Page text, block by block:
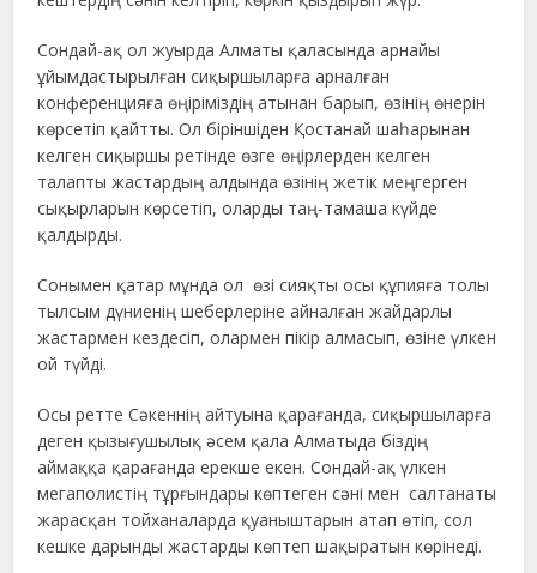
Сондай-ақ ол жуырда Алматы қаласында арнайы
ұйымдастырылған сиқыршыларға арналған
конференцияға өңіріміздің атынан барып, өзінің өнерін
көрсетіп қайтты. Ол біріншіден Қостанай шаһарынан
келген сиқыршы ретінде өзге өңірлерден келген
талапты жастардың алдында өзінің жетік меңгерген
сықырларын көрсетіп, оларды таң-тамаша күйде
қалдырды.
Сонымен қатар мұнда ол өзі сияқты осы құпияға толы
тылсым дүниенің шеберлеріне айналған жайдарлы
жастармен кездесіп, олармен пікір алмасып, өзіне үлкен
ой түйді.
Осы ретте Сәкеннің айтуына қарағанда, сиқыршыларға
деген қызығушылық әсем қала Алматыда біздің
аймаққа қарағанда ерекше екен. Сондай-ақ үлкен
мегаполистің тұрғындары көптеген сәні мен салтанаты
жарасқан тойханаларда қуаныштарын атап өтіп, сол
кешке дарынды жастарды көптеп шақыратын көрінеді.